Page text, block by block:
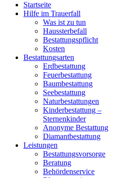
Startseite
Hilfe im Trauerfall
Was ist zu tun
Haussterbefall
Bestattungspflicht
Kosten
Bestattungsarten
Erdbestattung
Feuerbestattung
Baumbestattung
Seebestattung
Naturbestattungen
Kinderbestattung –
Sternenkinder
Anonyme Bestattung
Diamantbestattung
Leistungen
Bestattungsvorsorge
Beratung
Behördenservice